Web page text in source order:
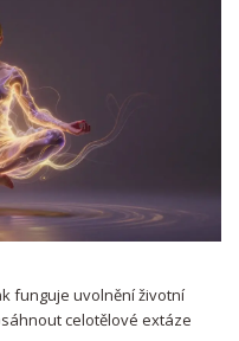
funguje uvolnění životní
celotělové extáze